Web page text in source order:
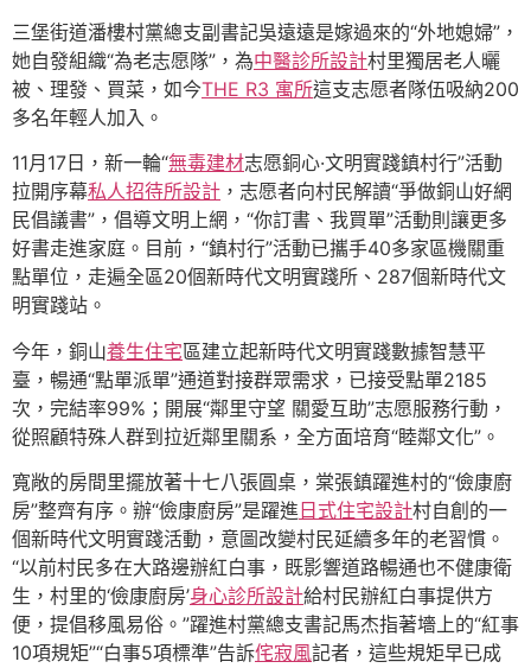
三堡街道潘樓村黨總支副書記吳遠遠是嫁過來的“外地媳婦”，
她自發組織“為老志愿隊”，為中醫診所設計村里獨居老人曬
被、理發、買菜，如今THE R3 寓所這支志愿者隊伍吸納200
多名年輕人加入。
11月17日，新一輪“無毒建材志愿銅心·文明實踐鎮村行”活動
拉開序幕私人招待所設計 ，志愿者向村民解讀“爭做銅山好網
民倡議書”，倡導文明上網，“你訂書、我買單”活動則讓更多
好書走進家庭。目前，“鎮村行”活動已攜手40多家區機關重
點單位，走遍全區20個新時代文明實踐所、287個新時代文
明實踐站。
今年，銅山養生住宅區建立起新時代文明實踐數據智慧平
臺，暢通“點單派單”通道對接群眾需求，已接受點單2185
次，完結率99%；開展“鄰里守望 關愛互助”志愿服務行動，
從照顧特殊人群到拉近鄰里關系，全方面培育“睦鄰文化”。
寬敞的房間里擺放著十七八張圓桌，棠張鎮躍進村的“儉康廚
房”整齊有序。辦“儉康廚房”是躍進 日式住宅設計村自創的一
個新時代文明實踐活動，意圖改變村民延續多年的老習慣。
“以前村民多在大路邊辦紅白事，既影響道路暢通也不健康衛
生，村里的‘儉康廚房’身心診所設計給村民辦紅白事提供方
便，提倡移風易俗。”躍進村黨總支書記馬杰指著墻上的“紅事
10項規矩”“白事5項標準”告訴侘寂風記者，這些規矩早已成